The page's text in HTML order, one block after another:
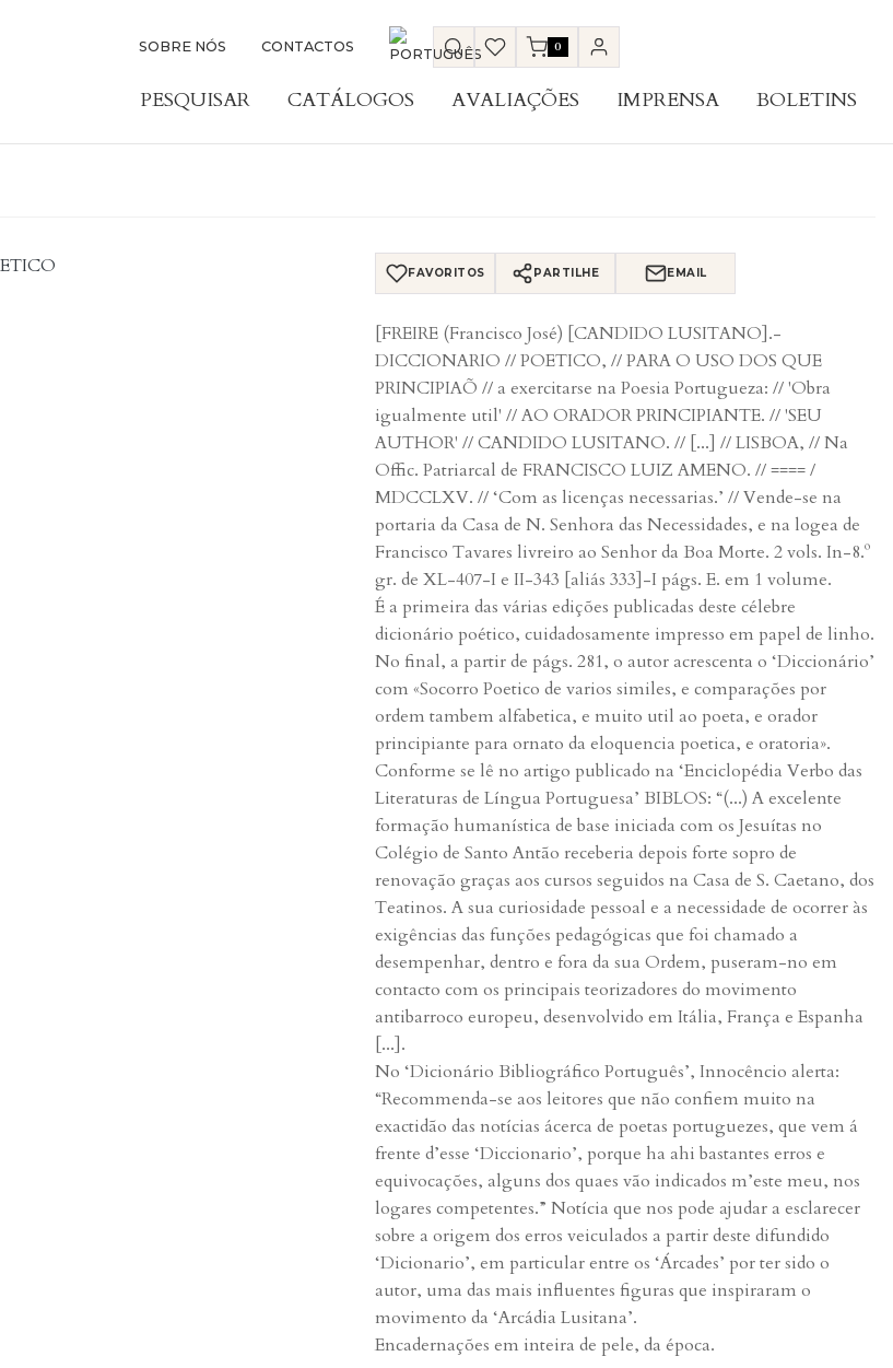
SOBRE NÓS CONTACTOS 0
PESQUISAR CATÁLOGOS AVALIAÇÕES IMPRENSA BOLETINS
FAVORITOS PARTILHE EMAIL
[FREIRE (Francisco José) [CANDIDO LUSITANO].-
DICCIONARIO // POETICO, // PARA O USO DOS QUE
PRINCIPIAÕ // a exercitarse na Poesia Portugueza: // 'Obra
igualmente util' // AO ORADOR PRINCIPIANTE. // 'SEU
AUTHOR' // CANDIDO LUSITANO. // [...] // LISBOA, // Na
Offic. Patriarcal de FRANCISCO LUIZ AMENO. // ==== /
MDCCLXV. // ‘Com as licenças necessarias.’ // Vende-se na
portaria da Casa de N. Senhora das Necessidades, e na logea de
Francisco Tavares livreiro ao Senhor da Boa Morte. 2 vols. In-8.º
gr. de XL-407-I e II-343 [aliás 333]-I págs. E. em 1 volume.
É a primeira das várias edições publicadas deste célebre
dicionário poético, cuidadosamente impresso em papel de linho.
No final, a partir de págs. 281, o autor acrescenta o ‘Diccionário’
com «Socorro Poetico de varios similes, e comparações por
ordem tambem alfabetica, e muito util ao poeta, e orador
principiante para ornato da eloquencia poetica, e oratoria».
Conforme se lê no artigo publicado na ‘Enciclopédia Verbo das
Literaturas de Língua Portuguesa’ BIBLOS: “(...) A excelente
formação humanística de base iniciada com os Jesuítas no
Colégio de Santo Antão receberia depois forte sopro de
renovação graças aos cursos seguidos na Casa de S. Caetano, dos
Teatinos. A sua curiosidade pessoal e a necessidade de ocorrer às
exigências das funções pedagógicas que foi chamado a
desempenhar, dentro e fora da sua Ordem, puseram-no em
contacto com os principais teorizadores do movimento
antibarroco europeu, desenvolvido em Itália, França e Espanha
[...].
No ‘Dicionário Bibliográfico Português’, Innocêncio alerta:
“Recommenda-se aos leitores que não confiem muito na
exactidão das notícias ácerca de poetas portuguezes, que vem á
frente d’esse ‘Diccionario’, porque ha ahi bastantes erros e
equivocações, alguns dos quaes vão indicados m’este meu, nos
logares competentes.” Notícia que nos pode ajudar a esclarecer
sobre a origem dos erros veiculados a partir deste difundido
‘Dicionario’, em particular entre os ‘Árcades’ por ter sido o
autor, uma das mais influentes figuras que inspiraram o
movimento da ‘Arcádia Lusitana’.
Encadernações em inteira de pele, da época.